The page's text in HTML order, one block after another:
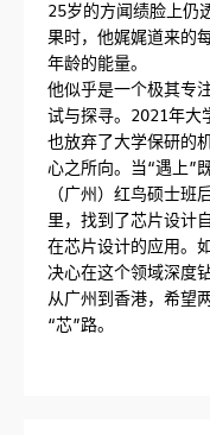
25岁的方闻绩脸上仍
果时，他娓娓道来的
年龄的能量。
他似乎是一个极其专
试与探寻。2021年大
也放弃了大学保研的
心之所向。当“遇上”
（广州）红鸟硕士
里，找到了芯片设计
在芯片设计的应用。
决心在这个领域深度
从广州到香港，希望
“芯”路。